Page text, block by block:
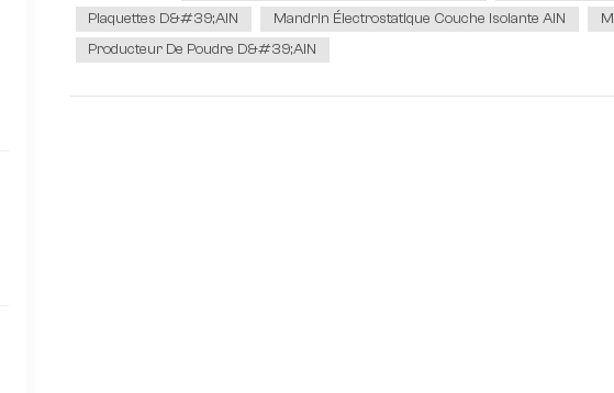
Plaquettes D&#39;AlN
Mandrin Électrostatique Couche Isolante AlN
Producteur De Poudre D&#39;AlN